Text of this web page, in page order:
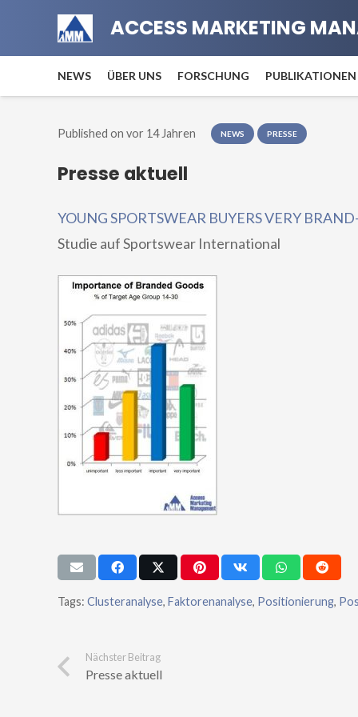
ACCESS MARKETING
NEWS ÜBER UNS FORSCHUNG PUBLIKATIONEN
Published on vor 14 Jahren NEWS PRESSE
Presse aktuell
YOUNG SPORTSWEAR BUYERS VERY
Studie auf Sportswear International
Tags: Clusteranalyse, Faktorenanalyse, Positionierung,
Nächster Beitrag
Presse aktuell